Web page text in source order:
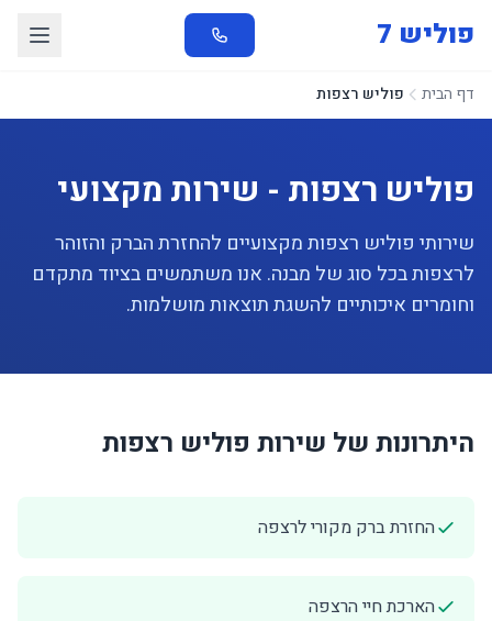
פוליש 7
דף הבית פוליש רצפות
פוליש רצפות - שירות מקצועי
שירותי פוליש רצפות מקצועיים להחזרת הברק והזוהר
לרצפות בכל סוג של מבנה. אנו משתמשים בציוד מתקדם
וחומרים איכותיים להשגת תוצאות מושלמות.
היתרונות של שירות פוליש רצפות
החזרת ברק מקורי לרצפה
הארכת חיי הרצפה